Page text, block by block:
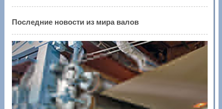
Последние новости из мира валов